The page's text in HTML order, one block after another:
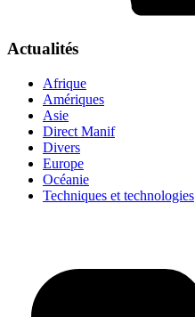
Actualités
Afrique
Amériques
Asie
Direct Manif
Divers
Europe
Océanie
Techniques et technologies